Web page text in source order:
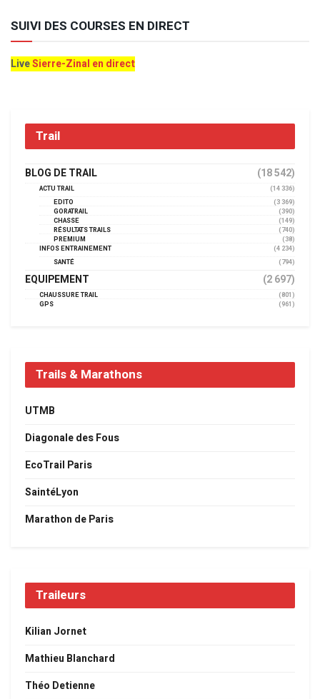
SUIVI DES COURSES EN DIRECT
LiveSierre-Zinal en direct
Trail
BLOG DE TRAIL (18 542)
ACTU TRAIL
(14 336)
EDITO
(3 369)
GORATRAIL
(390)
CHASSE
(149)
RÉSULTATS TRAILS
(740)
PREMIUM
(38)
INFOS ENTRAINEMENT
(4 234)
SANTÉ
(794)
EQUIPEMENT (2 697)
CHAUSSURE TRAIL
(801)
GPS
(961)
Trails & Marathons
UTMB
Diagonale des Fous
EcoTrail Paris
SaintéLyon
Marathon de Paris
Traileurs
Kilian Jornet
Mathieu Blanchard
Théo Detienne